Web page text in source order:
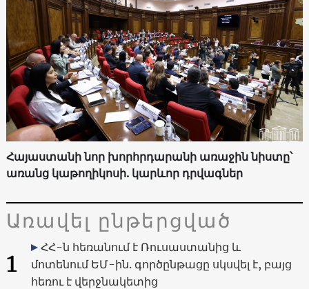
Հայաստանի նոր խորհրդարանի առաջին նիստը՝
առանց կաթողիկոսի. կարևոր դրվագներ
Առավել ընթերցված
1
ՀՀ-ն հեռանում է Ռուսաստանից և
մոտենում ԵՄ-ին. գործընթացը սկսվել է, բայց
հեռու է վերջնակետից